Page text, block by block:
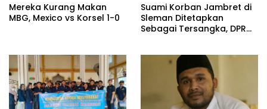
Mereka Kurang Makan
MBG, Mexico vs Korsel 1-0
Suami Korban Jambret di
Sleman Ditetapkan
Sebagai Tersangka, DPR